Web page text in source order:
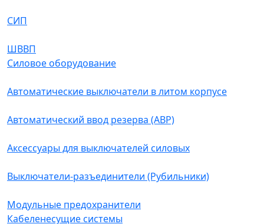
СИП
ШВВП
Силовое оборудование
Автоматические выключатели в литом корпусе
Автоматический ввод резерва (АВР)
Аксессуары для выключателей силовых
Выключатели-разъединители (Рубильники)
Модульные предохранители
Кабеленесущие системы